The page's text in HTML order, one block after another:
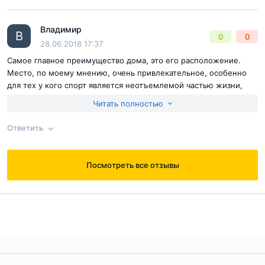
Жильё только для золотых медалистов
площади начинаются с внушительных 47 и доходят до
В Владимир
28.06.2018 17:37
0 0
Самое главное преимущество дома, это его расположение.
Место, по моему мнению, очень привлекательное, особенно
для тех у кого спорт является неотъемлемой частью жизни,
Читать полностью
Ответить
@Владимир
Посмотреть все отзывы